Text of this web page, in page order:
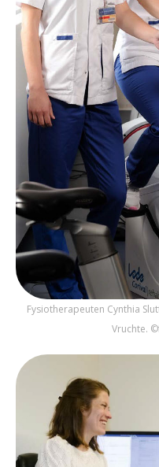
Fysiotherapeuten Cynthia
Vruchte.